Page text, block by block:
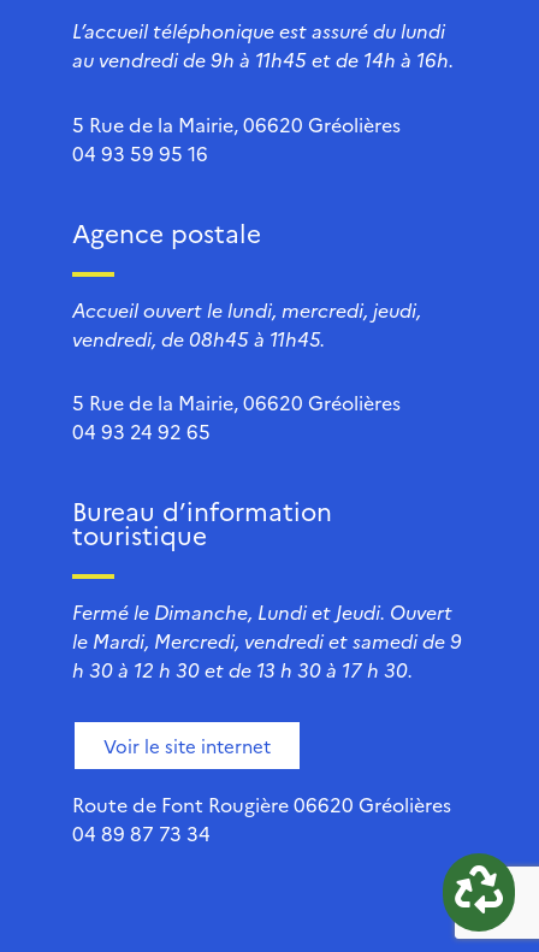
L’accueil téléphonique est assuré du lundi
au vendredi de 9h à 11h45 et de 14h à 16h.
5 Rue de la Mairie, 06620 Gréolières
04 93 59 95 16
Agence postale
Accueil ouvert le lundi, mercredi, jeudi,
vendredi, de 08h45 à 11h45.
5 Rue de la Mairie, 06620 Gréolières
04 93 24 92 65
Bureau d’information
touristique
Fermé le Dimanche, Lundi et Jeudi. Ouvert
le Mardi, Mercredi, vendredi et samedi de 9
h 30 à 12 h 30 et de 13 h 30 à 17 h 30.
Voir le site internet
Route de Font Rougière 06620 Gréolières
04 89 87 73 34